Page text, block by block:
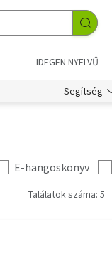
IDEGEN NYELVŰ
Segítség
E-hangoskönyv
Találatok száma: 5